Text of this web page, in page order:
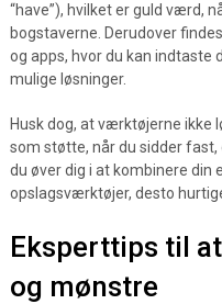
“have”), hvilket er guld værd,
bogstaverne. Derudover
og apps, hvor du kan indtaste
mulige løsninger.
Husk dog, at værktøjerne ikke
som støtte, når du sidder
du øver dig i at kombinere din
opslagsværktøjer, desto
Eksperttips til
og mønstre